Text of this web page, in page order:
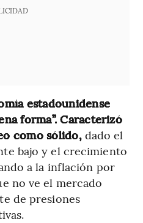
estadounidense
forma”. Caracterizó
como sólido,dado el
bajo y el crecimiento
a la inflación por
no ve el mercado
de presiones